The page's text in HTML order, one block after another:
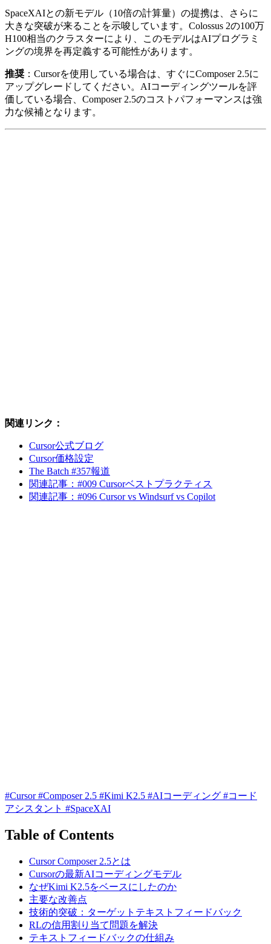
SpaceXAIとの新モデル（10倍の計算量）の提携は、さらに
大きな突破が来ることを示唆しています。Colossus 2の100万
H100相当のクラスターにより、このモデルはAIプログラミ
ングの境界を再定義する可能性があります。
推奨 ：Cursorを使用している場合は、すぐにComposer 2.5に
アップグレードしてください。AIコーディングツールを評
価している場合、Composer 2.5のコストパフォーマンスは強
力な候補となります。
関連リンク：
Cursor公式ブログ
Cursor価格設定
The Batch #357報道
関連記事：#009 Cursorベストプラクティス
関連記事：#096 Cursor vs Windsurf vs Copilot
#Cursor#Composer 2.5 #Kimi K2.5 #AIコーディング #コード
アシスタント #SpaceXAI
Table of Contents
Cursor Composer 2.5とは
Cursorの最新AIコーディングモデル
なぜKimi K2.5をベースにしたのか
主要な改善点
技術的突破：ターゲットテキストフィードバック
RLの信用割り当て問題を解決
テキストフィードバックの仕組み